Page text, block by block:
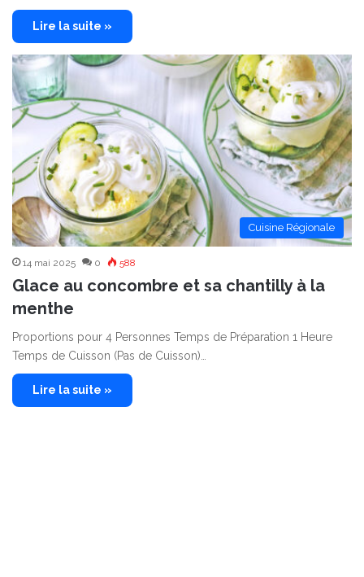
Lire la suite »
Cuisine Régionale
14 mai 2025 0 588
Glace au concombre et sa chantilly à la
menthe
Proportions pour 4 Personnes Temps de Préparation 1 Heure
Temps de Cuisson (Pas de Cuisson)…
Lire la suite »